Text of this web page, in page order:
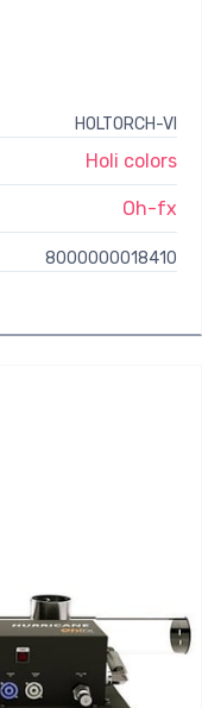
HOLTORCH-VI
Holi colors
Oh-fx
8000000018410